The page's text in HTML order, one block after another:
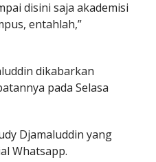
disini saja akademisi
entahlah,”
dikabarkan
pada Selasa
Djamaluddin yang
Whatsapp.